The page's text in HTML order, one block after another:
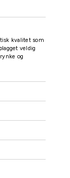
kvalitet som
veldig
og